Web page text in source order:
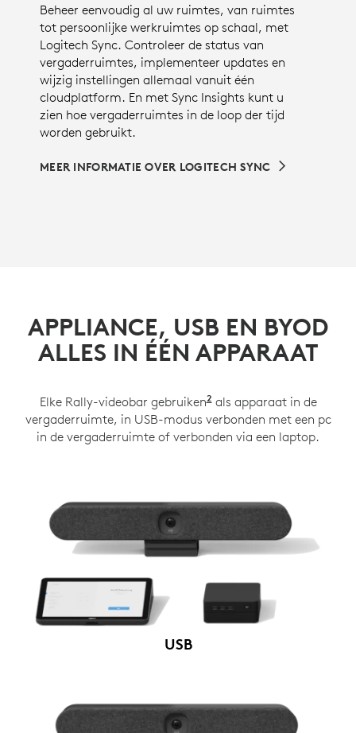
Beheer eenvoudig al uw ruimtes, van ruimtes
tot persoonlijke werkruimtes op schaal, met
Logitech Sync. Controleer de status van
vergaderruimtes, implementeer updates en
wijzig instellingen allemaal vanuit één
cloudplatform. En met Sync Insights kunt u
zien hoe vergaderruimtes in de loop der tijd
worden gebruikt.
MEER INFORMATIE OVER LOGITECH SYNC
APPLIANCE, USB EN BYOD
ALLES IN ÉÉN APPARAAT
Elke Rally-videobar gebruiken2Rally Plus werkt met
als apparaat in de
vergaderruimte, in USB-modus verbonden met een pc
in de vergaderruimte of verbonden via een laptop.
USB